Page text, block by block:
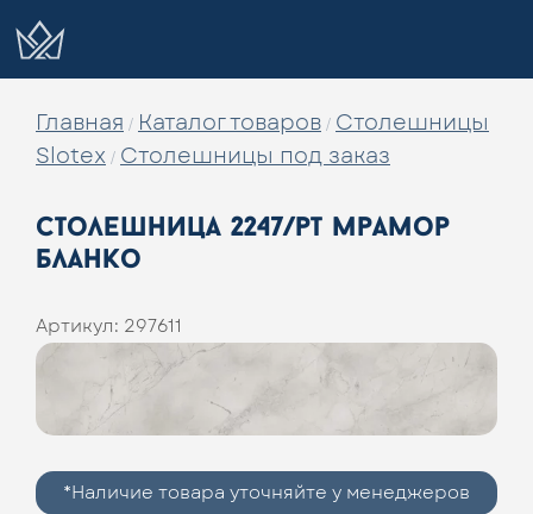
Главная / Каталог товаров / Столешницы
Slotex / Столешницы под заказ
столешница 2247/pt мрамор
бланко
Артикул: 297611
*Наличие товара уточняйте у менеджеров